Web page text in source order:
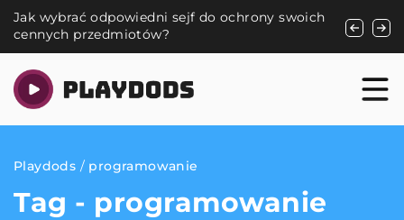
Jak wybrać odpowiedni sejf do ochrony swoich
cennych przedmiotów?
Jak
okazje?
Playdods / programowanie
Tag - programowanie